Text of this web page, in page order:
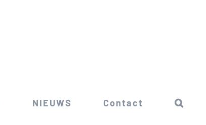
NIEUWS Contact